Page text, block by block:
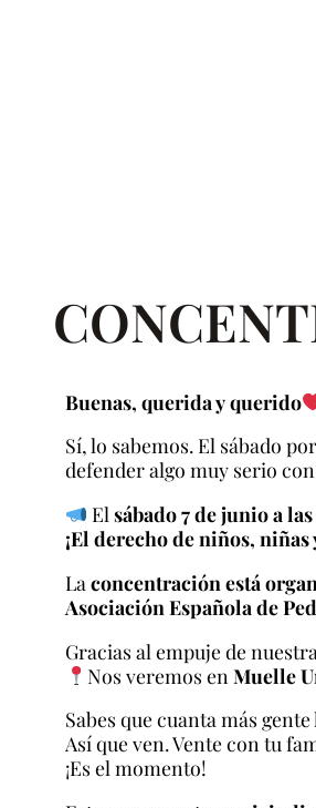
Buenas, querida y querido
Sí, lo sabemos. El sábado
defender algo muy serio
El sábado 7 de junio a las
¡El derecho de niños,
La concentración está
Asociación Española de
Gracias al empuje de
Nos veremos en Muelle
Sabes que cuanta más
Así que ven. Vente con tu
¡Es el momento!